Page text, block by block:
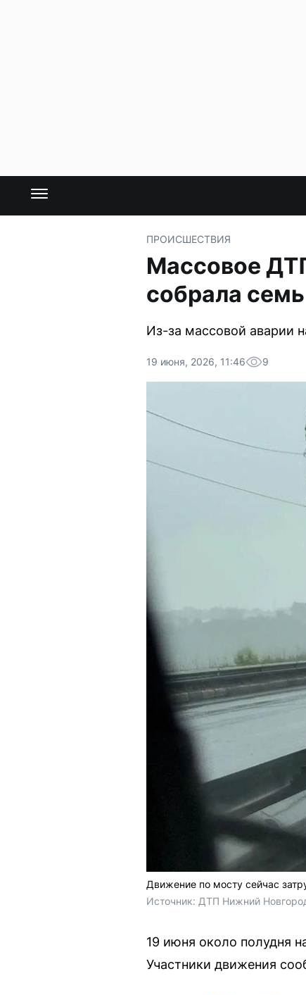
ПРОИСШЕСТВИЯ
Массовое
собрала
Из-за массовой аварии
19 июня, 2026, 11:46 9
Движение по мосту сейчас
Источник: ДТП Нижний
19 июня около полудня
Участники движения